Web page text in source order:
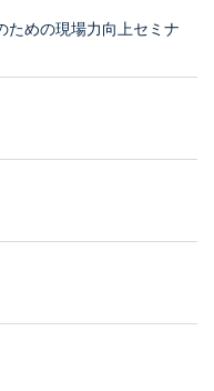
ための現場力向上セミナ